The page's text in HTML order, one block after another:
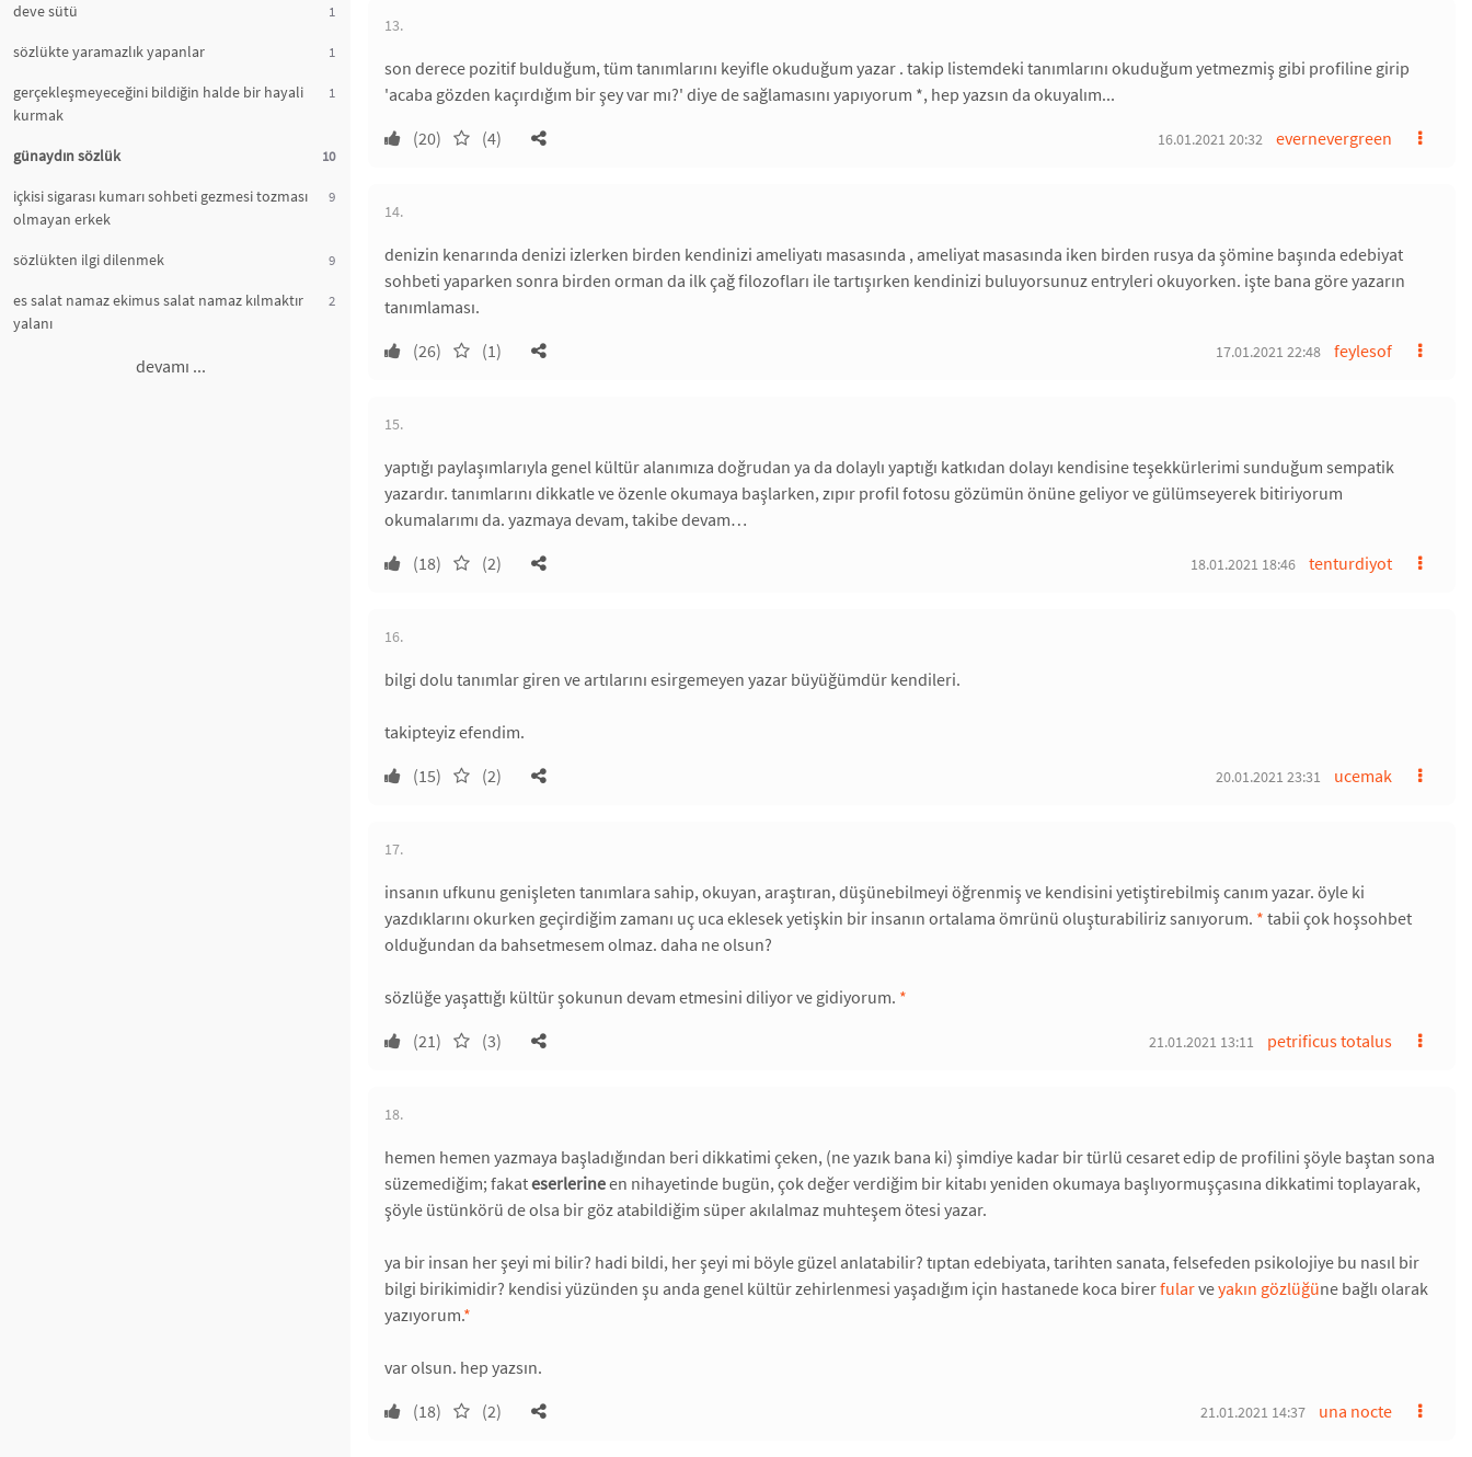
deve sütü 1
sözlükte yaramazlık yapanlar 1
gerçekleşmeyeceğini bildiğin halde bir hayali
kurmak
1
günaydın sözlük 10
içkisi sigarası kumarı sohbeti gezmesi tozması
olmayan erkek
9
sözlükten ilgi dilenmek 9
es salat namaz ekimus salat namaz kılmaktır
yalanı
2
devamı ...
13.
son derece pozitif bulduğum, tüm tanımlarını keyifle okuduğum yazar . takip listemdeki tanımlarını okuduğum yetmezmiş gibi profiline girip
'acaba gözden kaçırdığım bir şey var mı?' diye de sağlamasını yapıyorum *, hep yazsın da okuyalım...
(20)
(4) evernevergreen
16.01.2021 20:32
14.
denizin kenarında denizi izlerken birden kendinizi ameliyatı masasında , ameliyat masasında iken birden rusya da şömine başında edebiyat
sohbeti yaparken sonra birden orman da ilk çağ filozofları ile tartışırken kendinizi buluyorsunuz entryleri okuyorken. işte bana göre yazarın
tanımlaması.
(26)
(1) feylesof
17.01.2021 22:48
15.
yaptığı paylaşımlarıyla genel kültür alanımıza doğrudan ya da dolaylı yaptığı katkıdan dolayı kendisine teşekkürlerimi sunduğum sempatik
yazardır. tanımlarını dikkatle ve özenle okumaya başlarken, zıpır profil fotosu gözümün önüne geliyor ve gülümseyerek bitiriyorum
okumalarımı da. yazmaya devam, takibe devam…
(18)
(2) tenturdiyot
18.01.2021 18:46
16.
bilgi dolu tanımlar giren ve artılarını esirgemeyen yazar büyüğümdür kendileri.
takipteyiz efendim.
(15)
(2) ucemak
20.01.2021 23:31
17.
insanın ufkunu genişleten tanımlara sahip, okuyan, araştıran, düşünebilmeyi öğrenmiş ve kendisini yetiştirebilmiş canım yazar. öyle ki
yazdıklarını okurken geçirdiğim zamanı uç uca eklesek yetişkin bir insanın ortalama ömrünü oluşturabiliriz sanıyorum. * tabii çok hoşsohbet
olduğundan da bahsetmesem olmaz. daha ne olsun?
sözlüğe yaşattığı kültür şokunun devam etmesini diliyor ve gidiyorum. *
(21)
(3) petrificus totalus
21.01.2021 13:11
18.
hemen hemen yazmaya başladığından beri dikkatimi çeken, (ne yazık bana ki) şimdiye kadar bir türlü cesaret edip de profilini şöyle baştan sona
süzemediğim; fakateserlerineen nihayetinde bugün, çok değer verdiğim bir kitabı yeniden okumaya başlıyormuşçasına dikkatimi toplayarak,
şöyle üstünkörü de olsa bir göz atabildiğim süper akılalmaz muhteşem ötesi yazar.
ya bir insan her şeyi mi bilir? hadi bildi, her şeyi mi böyle güzel anlatabilir? tıptan edebiyata, tarihten sanata, felsefeden psikolojiye bu nasıl bir
bilgi birikimidir? kendisi yüzünden şu anda genel kültür zehirlenmesi yaşadığım için hastanede koca birerfularveyakın gözlüğüne bağlı olarak
yazıyorum.*
var olsun. hep yazsın.
(18)
(2) una nocte
21.01.2021 14:37